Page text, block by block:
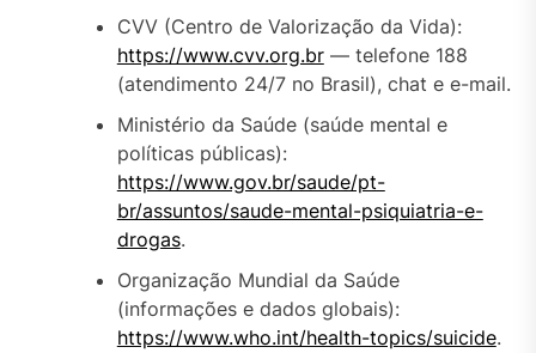
CVV (Centro de Valorização da Vida):
https://www.cvv.org.br— telefone 188
(atendimento 24/7 no Brasil), chat e e-mail.
Ministério da Saúde (saúde mental e
políticas públicas):
https://www.gov.br/saude/pt-
br/assuntos/saude-mental-psiquiatria-e-
drogas.
Organização Mundial da Saúde
(informações e dados globais):
https://www.who.int/health-topics/suicide.